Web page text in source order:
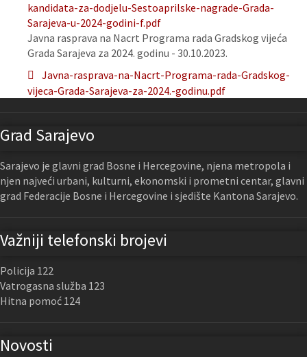
kandidata-za-dodjelu-Sestoaprilske-nagrade-Grada-
Sarajeva-u-2024-godini-f.pdf
Javna rasprava na Nacrt Programa rada Gradskog vijeća
Grada Sarajeva za 2024. godinu - 30.10.2023.
Javna-rasprava-na-Nacrt-Programa-rada-Gradskog-
vijeca-Grada-Sarajeva-za-2024.-godinu.pdf
Grad Sarajevo
Sarajevo je glavni grad Bosne i Hercegovine, njena metropola i
njen najveći urbani, kulturni, ekonomski i prometni centar, glavni
grad Federacije Bosne i Hercegovine i sjedište Kantona Sarajevo.
Važniji telefonski brojevi
Policija 122
Vatrogasna služba 123
Hitna pomoć 124
Novosti